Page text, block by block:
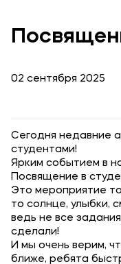
Среднее
Высшее
Медиа
Объявления
Новости вуза
Контакты
Банковские
02 сентября 2025
Сегодня недавние
студентами!
Ярким событием в
Посвящение в
Это мероприятие
то солнце, улыбки,
ведь не все
сделали!
И мы очень верим,
ближе, ребята